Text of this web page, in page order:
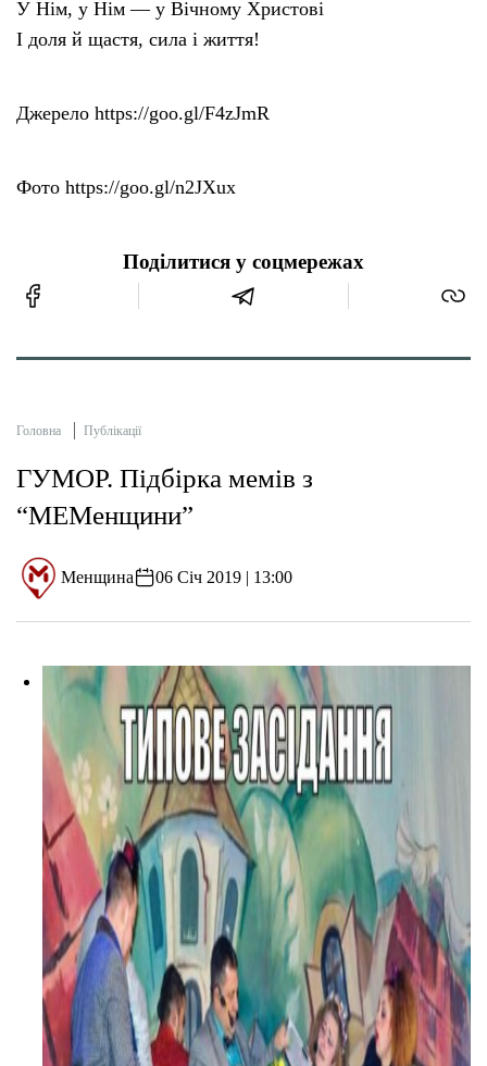
У Нім, у Нім — у Вічному Христові
І доля й щастя, сила і життя!
Джерело https://goo.gl/F4zJmR
Фото https://goo.gl/n2JXux
Поділитися у соцмережах
Головна Публікації
ГУМОР. Підбірка мемів з
“МЕМенщини”
Менщина 06 Січ 2019 | 13:00